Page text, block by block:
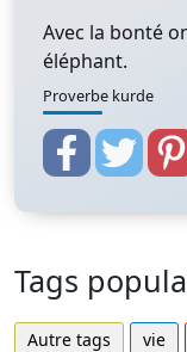
Avec la bonté
éléphant.
Proverbe kurde
Tags
Autre tags vie